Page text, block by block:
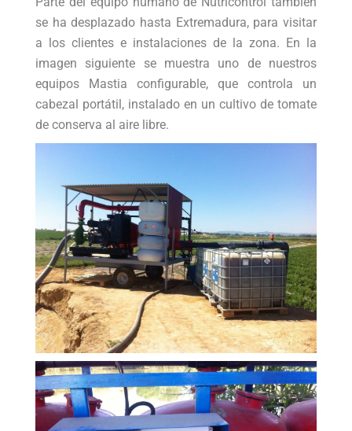
se ha desplazado hasta Extremadura, para visitar
a los clientes e instalaciones de la zona. En la
imagen siguiente se muestra uno de nuestros
equipos Mastia configurable, que controla un
cabezal portátil, instalado en un cultivo de tomate
de conserva al aire libre.